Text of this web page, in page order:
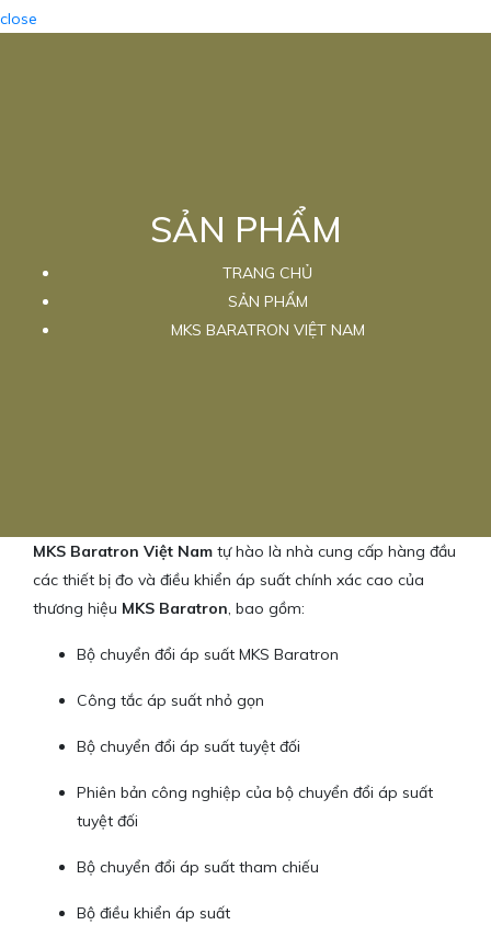
close
SẢN PHẨM
TRANG CHỦ
SẢN PHẨM
MKS BARATRON VIỆT NAM
MKS Baratron Việt Nam tự hào là nhà cung cấp hàng đầu
các thiết bị đo và điều khiển áp suất chính xác cao của
thương hiệu MKS Baratron, bao gồm:
Bộ chuyển đổi áp suất MKS Baratron
Công tắc áp suất nhỏ gọn
Bộ chuyển đổi áp suất tuyệt đối
Phiên bản công nghiệp của bộ chuyển đổi áp suất
tuyệt đối
Bộ chuyển đổi áp suất tham chiếu
Bộ điều khiển áp suất